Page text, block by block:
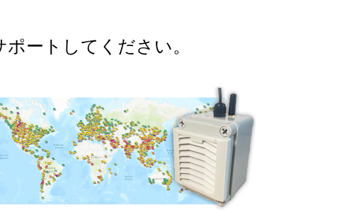
ートしてください。